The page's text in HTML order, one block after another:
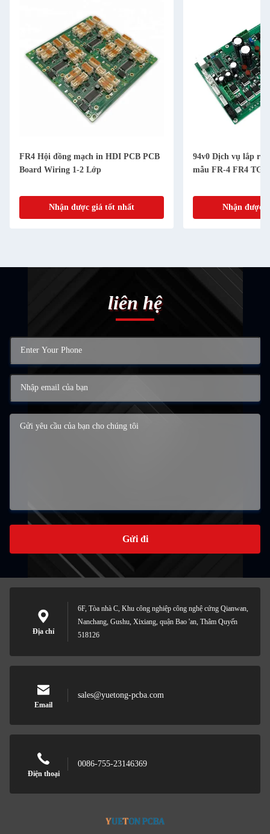
FR4 Hội đồng mạch in HDI PCB PCB
Board Wiring 1-2 Lớp
Nhận được giá tốt nhất
94v0 Dịch vụ lắp
mẫu FR-4 FR4
Nhận được
liên hệ
Gửi đi
Địa chỉ
6F, Tòa nhà C, Khu công nghiệp công nghệ cứng Qianwan,
Nanchang, Gushu, Xixiang, quận Bao 'an, Thâm Quyến
518126
Email
sales@yuetong-pcba.com
Điện thoại
0086-755-23146369